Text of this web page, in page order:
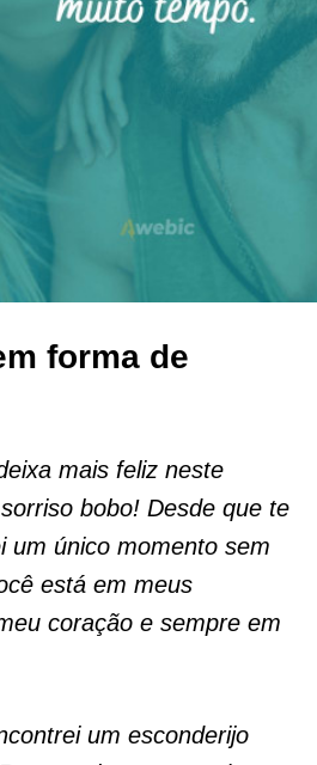
forma de
mais feliz neste
bobo! Desde que te
um único momento sem
está em meus
coração e sempre em
um esconderijo